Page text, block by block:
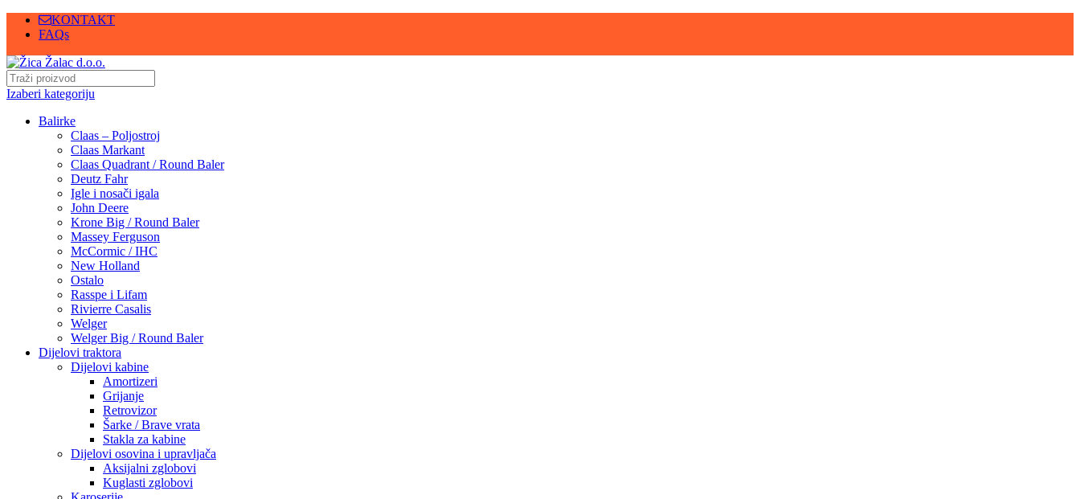
KONTAKT
FAQs
Izaberi kategoriju
Balirke
Claas – Poljostroj
Claas Markant
Claas Quadrant / Round Baler
Deutz Fahr
Igle i nosači igala
John Deere
Krone Big / Round Baler
Massey Ferguson
McCormic / IHC
New Holland
Ostalo
Rasspe i Lifam
Rivierre Casalis
Welger
Welger Big / Round Baler
Dijelovi traktora
Dijelovi kabine
Amortizeri
Grijanje
Retrovizor
Šarke / Brave vrata
Stakla za kabine
Dijelovi osovina i upravljača
Aksijalni zglobovi
Kuglasti zglobovi